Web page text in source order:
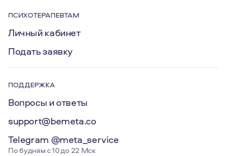
ПСИХОТЕРАПЕВТАМ
Личный кабинет
Подать заявку
ПОДДЕРЖКА
Вопросы и ответы
support@bemeta.co
Telegram @meta_service
По будням с 10 до 22 Мск